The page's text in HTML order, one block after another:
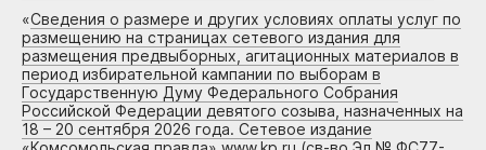
«Сведения о размере и других условиях оплаты услуг по
размещению на страницах сетевого издания для
размещения предвыборных, агитационных материалов в
период избирательной кампании по выборам в
Государственную Думу Федерального Собрания
Российской Федерации девятого созыва, назначенных на
18 – 20 сентября 2026 года. Сетевое издание